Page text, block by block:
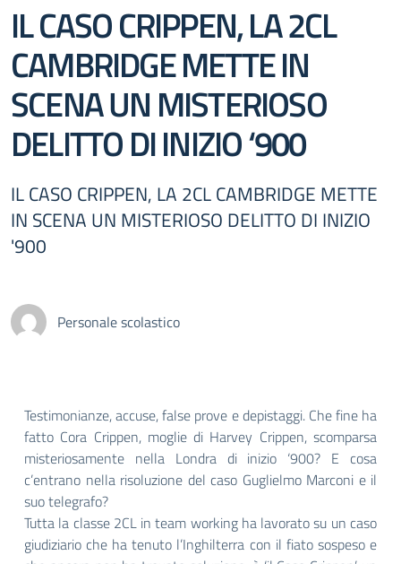
IL CASO CRIPPEN, LA 2CL
CAMBRIDGE METTE IN
SCENA UN MISTERIOSO
DELITTO DI INIZIO ‘900
IL CASO CRIPPEN, LA 2CL CAMBRIDGE METTE
IN SCENA UN MISTERIOSO DELITTO DI INIZIO
'900
Personale scolastico
Testimonianze, accuse, false prove e depistaggi. Che fine ha
fatto Cora Crippen, moglie di Harvey Crippen, scomparsa
misteriosamente nella Londra di inizio ‘900? E cosa
c’entrano nella risoluzione del caso Guglielmo Marconi e il
suo telegrafo?
Tutta la classe 2CL in team working ha lavorato su un caso
giudiziario che ha tenuto l’Inghilterra con il fiato sospeso e